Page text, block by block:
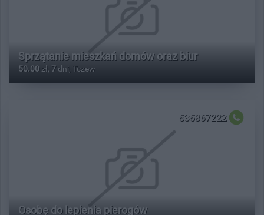
Sprzątanie mieszkań domów oraz biur
50.00 zł, 7 dni, Tczew
535867222
Osobę do lepienia pierogów